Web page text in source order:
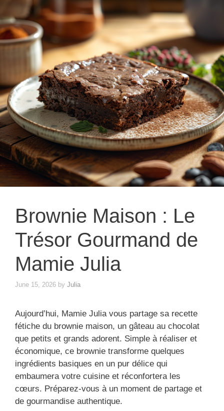
Brownie Maison : Le
Trésor Gourmand de
Mamie Julia
June 15, 2026 by Julia
Aujourd’hui, Mamie Julia vous partage sa recette
fétiche du brownie maison, un gâteau au chocolat
que petits et grands adorent. Simple à réaliser et
économique, ce brownie transforme quelques
ingrédients basiques en un pur délice qui
embaumera votre cuisine et réconfortera les
cœurs. Préparez-vous à un moment de partage et
de gourmandise authentique.